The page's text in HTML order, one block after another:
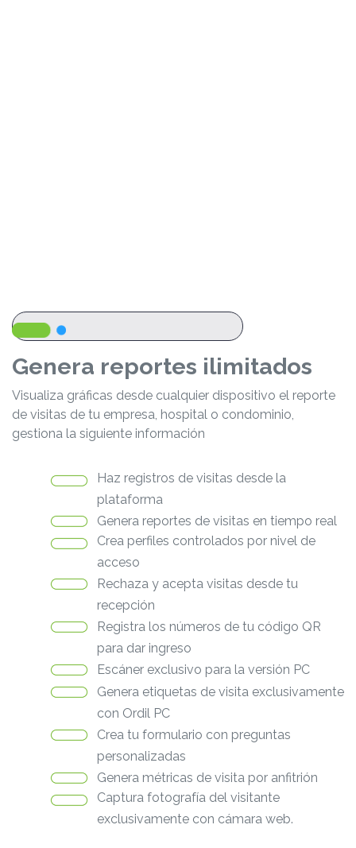
Genera reportes ilimitados
Visualiza gráficas desde cualquier dispositivo el reporte
de visitas de tu empresa, hospital o condominio,
gestiona la siguiente información
Haz registros de visitas desde la
plataforma
Genera reportes de visitas en tiempo real
Crea perfiles controlados por nivel de
acceso
Rechaza y acepta visitas desde tu
recepción
Registra los números de tu código QR
para dar ingreso
Escáner exclusivo para la versión PC
Genera etiquetas de visita exclusivamente
con Ordil PC
Crea tu formulario con preguntas
personalizadas
Genera métricas de visita por anfitrión
Captura fotografía del visitante
exclusivamente con cámara web.